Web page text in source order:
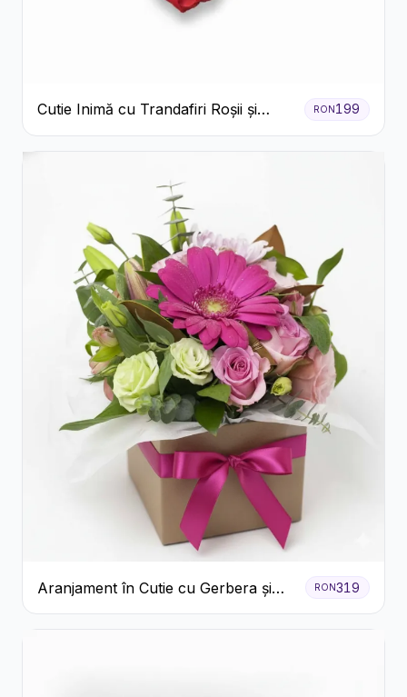
Cutie Inimă cu Trandafiri Roșii și
Raffaello
RON199
Aranjament în Cutie cu Gerbera și
Trandafiri Roz
RON319